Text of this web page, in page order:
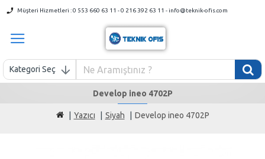
Müşteri Hizmetleri : 0 553 660 63 11 - 0 216 392 63 11 - info@teknik-ofis.com
Kategori Seç
Yazıcı Siyah Develop ineo 4702P
Develop ineo 4702P